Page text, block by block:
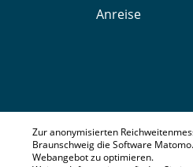
Anreise
Zur anonymisierten
Braunschweig die Software
Webangebot zu optimieren.